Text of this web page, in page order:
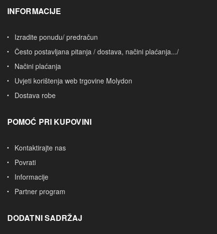
INFORMACIJE
Izradite ponudu/ predračun
Često postavljana pitanja / dostava, načini plaćanja.../
Načini plaćanja
Uvjeti korištenja web trgovine Molydon
Dostava robe
POMOĆ PRI KUPOVINI
Kontaktirajte nas
Povrati
Informacije
Partner program
DODATNI SADRŽAJ